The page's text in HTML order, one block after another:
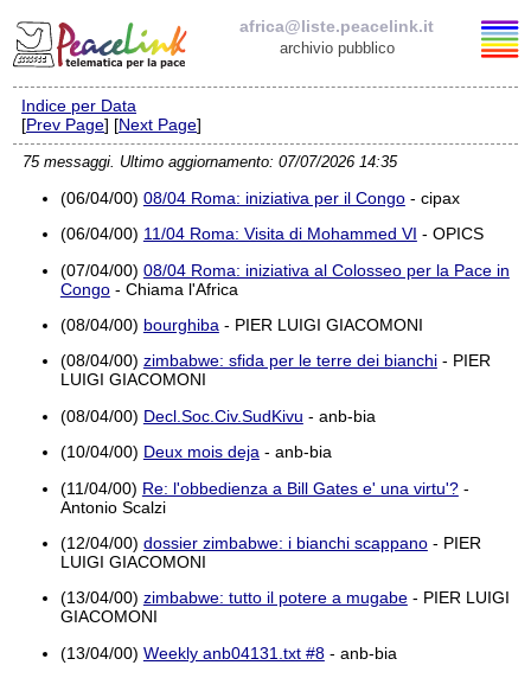
africa@liste.peacelink.it
archivio pubblico
Elenco delle liste
africa@liste.peacelink.it
Informativa sulla privacy
Richieste di rimozione
Indice per Data
[Prev Page] [Next Page]
75 messaggi. Ultimo aggiornamento: 07/07/2026 14:35
(06/04/00) 08/04 Roma: iniziativa per il Congo- cipax
(06/04/00) 11/04 Roma: Visita di Mohammed VI - OPICS
(07/04/00) 08/04 Roma: iniziativa al Colosseo per la Pace in
Congo- Chiama l'Africa
(08/04/00) bourghiba - PIER LUIGI GIACOMONI
(08/04/00) zimbabwe: sfida per le terre dei bianchi- PIER
LUIGI GIACOMONI
(08/04/00) Decl.Soc.Civ.SudKivu - anb-bia
(10/04/00) Deux mois deja - anb-bia
(11/04/00) Re: l'obbedienza a Bill Gates e' una virtu'?-
Antonio Scalzi
(12/04/00) dossier zimbabwe: i bianchi scappano- PIER
LUIGI GIACOMONI
(13/04/00) zimbabwe: tutto il potere a mugabe- PIER LUIGI
GIACOMONI
(13/04/00) Weekly anb04131.txt #8- anb-bia